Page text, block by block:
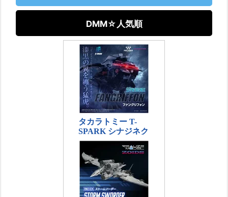
DMM☆人気順